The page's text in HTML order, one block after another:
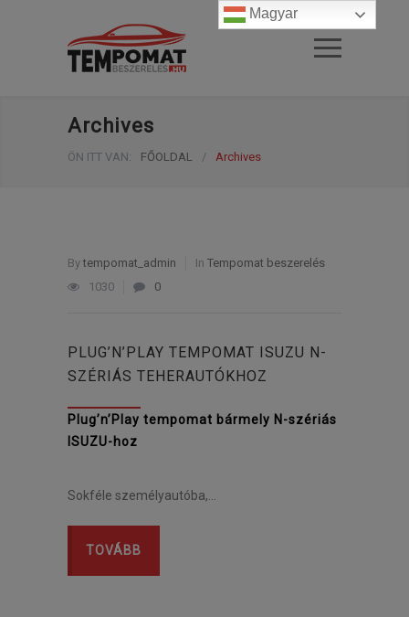
Archives
ÖN ITT VAN: FŐOLDAL / Archives
Bytempomat_admin In Tempomat beszerelés
1030
0
PLUG’N’PLAY TEMPOMAT ISUZU N-
SZÉRIÁS TEHERAUTÓKHOZ
Plug’n’Play tempomat bármely N-szériás
ISUZU-hoz
Sokféle személyautóba,…
TOVÁBB
Magyar